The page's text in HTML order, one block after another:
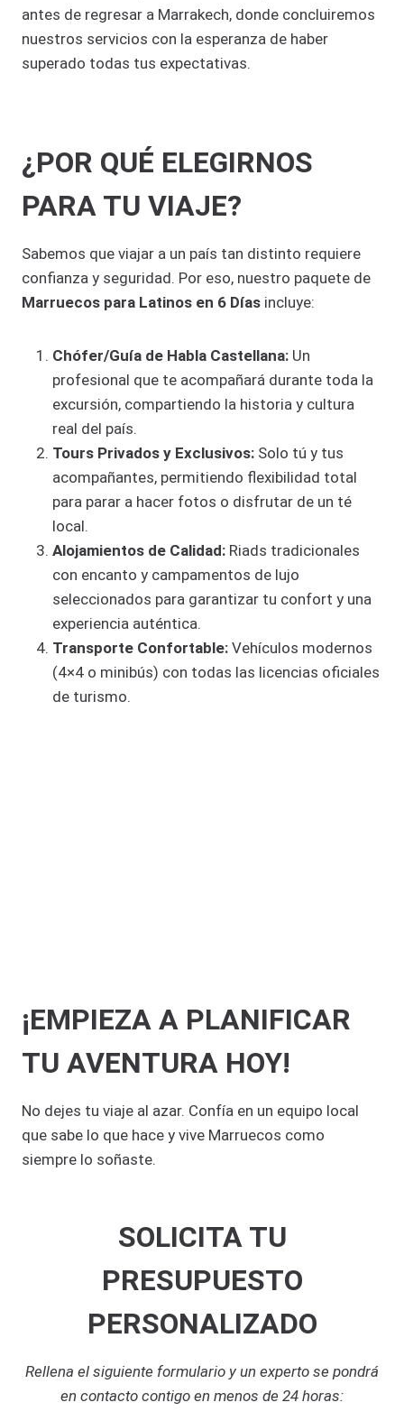
antes de regresar a Marrakech, donde concluiremos
nuestros servicios con la esperanza de haber
superado todas tus expectativas.
¿POR QUÉ ELEGIRNOS
PARA TU VIAJE?
Sabemos que viajar a un país tan distinto requiere
confianza y seguridad. Por eso, nuestro paquete de
Marruecos para Latinos en 6 Días incluye:
Chófer/Guía de Habla Castellana: Un
profesional que te acompañará durante toda la
excursión, compartiendo la historia y cultura
real del país.
Tours Privados y Exclusivos: Solo tú y tus
acompañantes, permitiendo flexibilidad total
para parar a hacer fotos o disfrutar de un té
local.
Alojamientos de Calidad: Riads tradicionales
con encanto y campamentos de lujo
seleccionados para garantizar tu confort y una
experiencia auténtica.
Transporte Confortable: Vehículos modernos
(4×4 o minibús) con todas las licencias oficiales
de turismo.
¡EMPIEZA A PLANIFICAR
TU AVENTURA HOY!
No dejes tu viaje al azar. Confía en un equipo local
que sabe lo que hace y vive Marruecos como
siempre lo soñaste.
SOLICITA TU
PRESUPUESTO
PERSONALIZADO
Rellena el siguiente formulario y un experto se pondrá
en contacto contigo en menos de 24 horas: